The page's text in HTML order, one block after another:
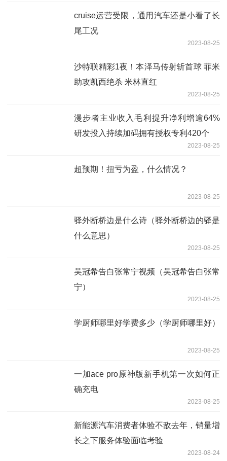
cruise运营受限，通用汽车还是小看了长
尾工况
2023-08-25
沙特联精彩1夜！本泽马传射斩首球 菲米
助攻凯西绝杀 米林直红
2023-08-25
漫步者主业收入毛利提升净利增逾64%
研发投入持续加码拥有授权专利420个
2023-08-25
超预期！扭亏为盈，什么情况？
2023-08-25
驿外断桥边是什么诗（驿外断桥边的驿是
什么意思）
2023-08-25
吴冠希告白张常宁视频（吴冠希告白张常
宁）
2023-08-25
学厨师哪里好学费多少（学厨师哪里好）
2023-08-25
一加ace pro原神版新手机第一次如何正
确充电
2023-08-25
新能源汽车消费者体验不敌去年，销量增
长之下服务体验面临考验
2023-08-24